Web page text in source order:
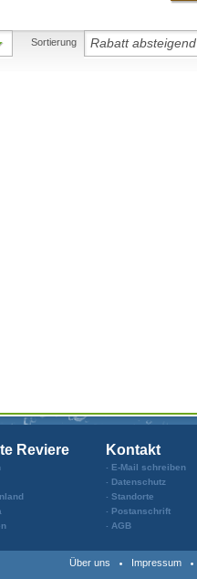
Rabatt absteigend
Sortierung
Reviere Kontakt
E-Mail schreiben
Datenschutz
Standorte
Postanschrift
AGB
Über uns Impressum